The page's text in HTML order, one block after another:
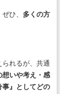
ひ、 多くの方
れるが、共通
想いや考え・感
事』としてどの